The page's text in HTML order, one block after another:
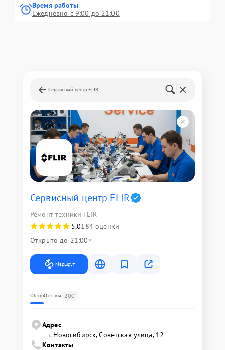
Время работы
Ежедневно с 9:00 до 21:00
Сервисный центр FLIR
Сервисный центр FLIR
Ремонт техники FLIR
5,0184 оценки
Открыто до 21:00
Маршрут
ОбзорОтзывы 200
Адрес
г. Новосибирск, Советская улица, 12
Контакты